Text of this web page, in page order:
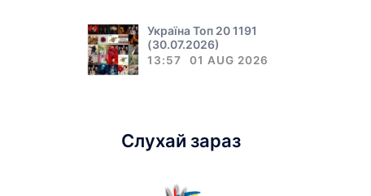
Україна Топ 20 1191
(30.07.2026)
13:57 01 AUG 2026
Слухай зараз